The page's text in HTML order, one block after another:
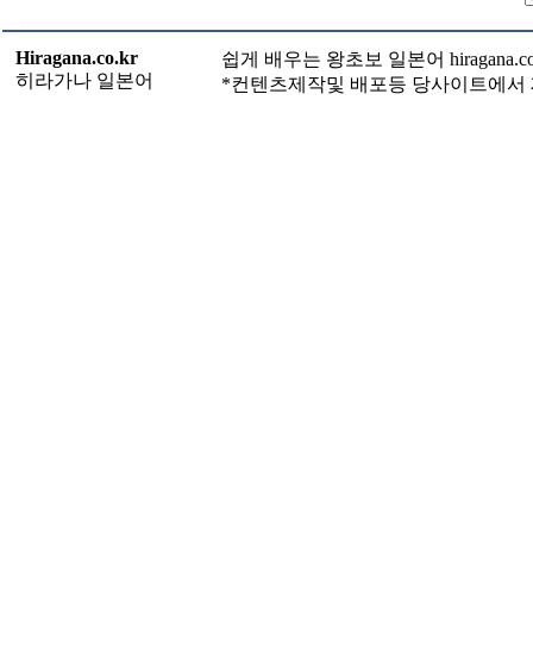
Hiragana.co.kr
히라가나 일본어
쉽게 배우는 왕초보 일본어
*컨텐츠제작및 배포등 당사이트에